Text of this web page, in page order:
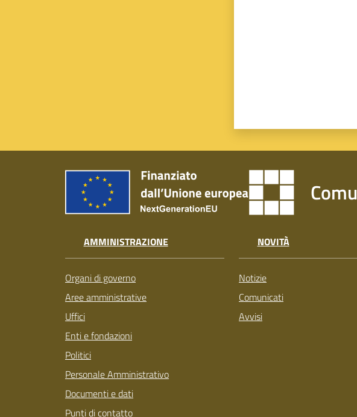
AMMINISTRAZIONE
Organi di governo
Aree amministrative
Uffici
Enti e fondazioni
Politici
Personale Amministrativo
Documenti e dati
Punti di contatto
NOVITÀ
Notizie
Comunicati
Avvisi